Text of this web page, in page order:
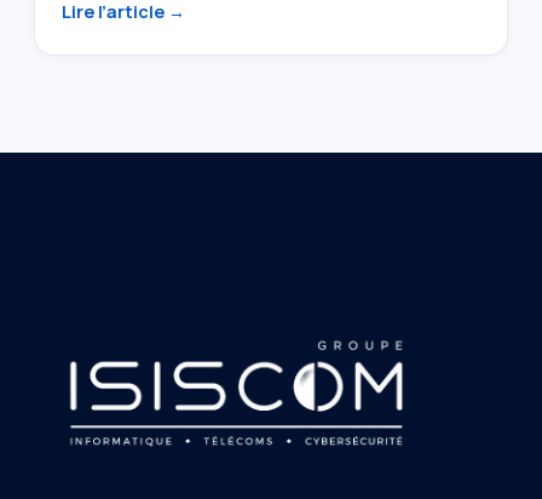
Lire l’article →